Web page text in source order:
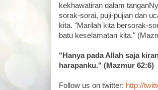
kekhawatiran dalam
sorak-sorai, puji-pujian dan
kita. "Marilah kita bersorak-
batu keselamatan kita."
"Hanya pada Allah saja
harapanku." (Mazmur 62:6)
Follow us on twitter: http://